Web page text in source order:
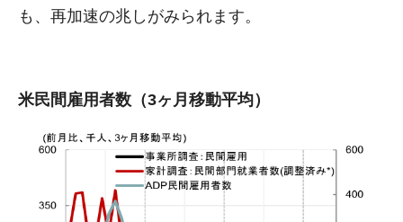
も、再加速の兆しがみられます。
米民間雇用者数（3ヶ月移動平均）